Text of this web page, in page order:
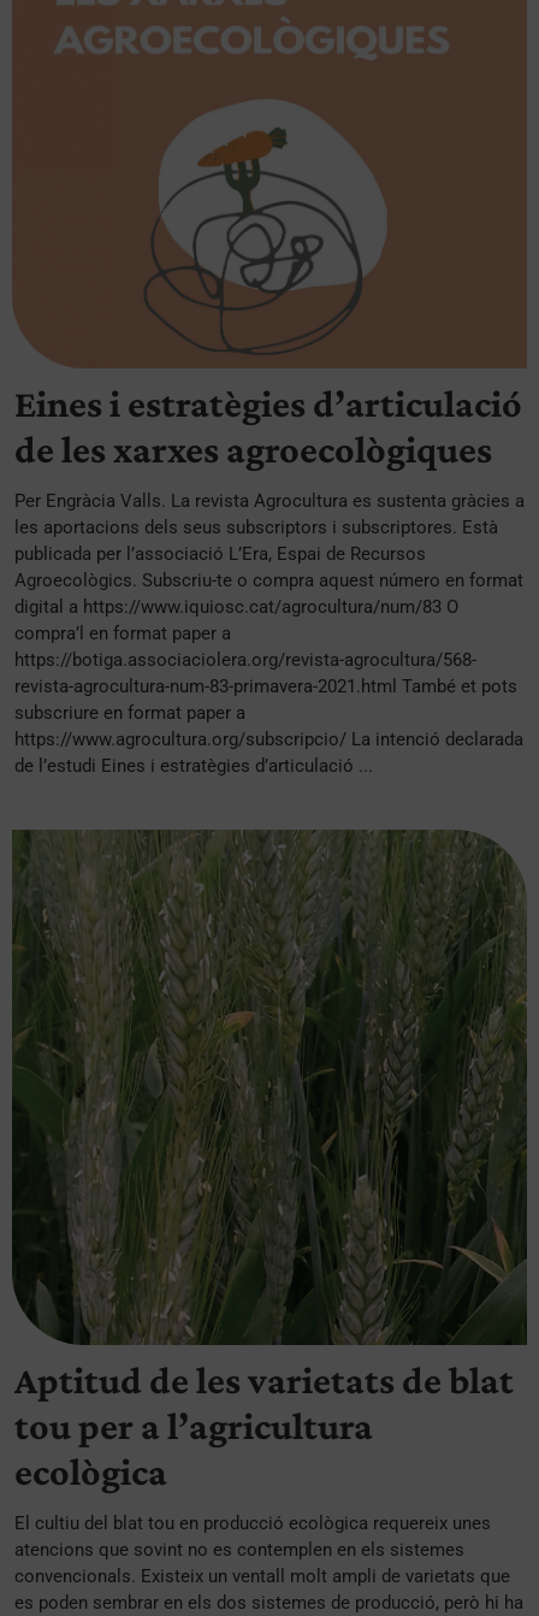
Eines i estratègies d’articulació
de les xarxes agroecològiques
Per Engràcia Valls. La revista Agrocultura es sustenta gràcies a
les aportacions dels seus subscriptors i subscriptores. Està
publicada per l’associació L’Era, Espai de Recursos
Agroecològics. Subscriu-te o compra aquest número en format
digital a https://www.iquiosc.cat/agrocultura/num/83 O
compra’l en format paper a
https://botiga.associaciolera.org/revista-agrocultura/568-
revista-agrocultura-num-83-primavera-2021.html També et pots
subscriure en format paper a
https://www.agrocultura.org/subscripcio/ La intenció declarada
de l’estudi Eines i estratègies d’articulació ...
Aptitud de les varietats de blat
tou per a l’agricultura
ecològica
El cultiu del blat tou en producció ecològica requereix unes
atencions que sovint no es contemplen en els sistemes
convencionals. Existeix un ventall molt ampli de varietats que
es poden sembrar en els dos sistemes de producció, però hi ha